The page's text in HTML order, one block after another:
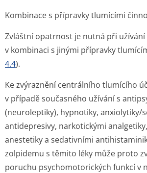
Kombinace s přípravky tlumícími
Zvláštní opatrnost je nutná při
v kombinaci s jinými přípravky
4.4).
Ke zvýraznění centrálního tlumícího
v případě současného užívání s
(neuroleptiky), hypnotiky, anxiolytiky/
antidepresivy, narkotickými
anestetiky a sedativními
zolpidemu s těmito léky může proto
poruchu psychomotorických funkcí v